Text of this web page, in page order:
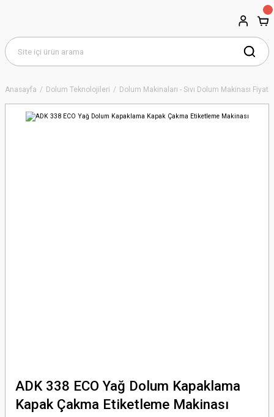
Anasayfa Dolum Teknolojileri Dolum Makinaları - Sıvı Dolum Makinası
ADK 338 ECO Yağ Dolum Kapaklama
Kapak Çakma Etiketleme Makinası